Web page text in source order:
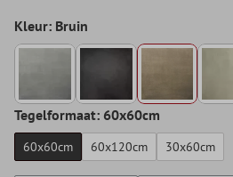
Kleur: Bruin
Tegelformaat: 60x60cm
60x60cm 60x120cm 30x60cm